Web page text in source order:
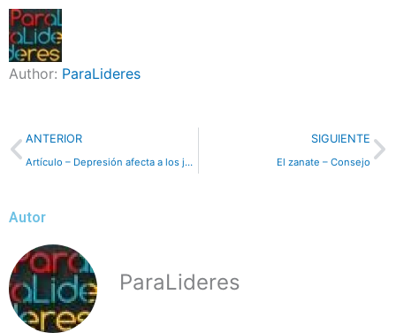
Author: ParaLideres
Previo
ANTERIOR
Artículo – Depresión afecta a los jóvenes tanto como a los adultos
SIGUIENTE
El zanate – Consejo
Autor
ParaLideres